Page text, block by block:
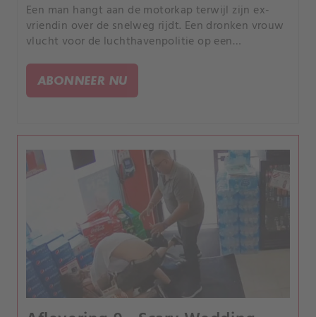
Een man hangt aan de motorkap terwijl zijn ex-
vriendin over de snelweg rijdt. Een dronken vrouw
vlucht voor de luchthavenpolitie op een
ABONNEER NU